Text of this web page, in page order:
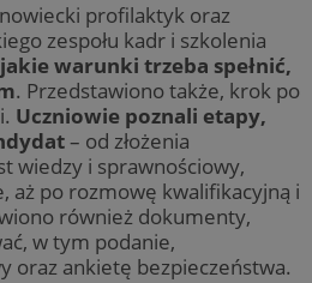
profilaktyk oraz
zespołu kadr i szkolenia
warunki trzeba spełnić,
. Przedstawiono także, krok po
Uczniowie poznali etapy,
– od złożenia
wiedzy i sprawnościowy,
aż po rozmowę kwalifikacyjną i
również dokumenty,
w tym podanie,
oraz ankietę bezpieczeństwa.